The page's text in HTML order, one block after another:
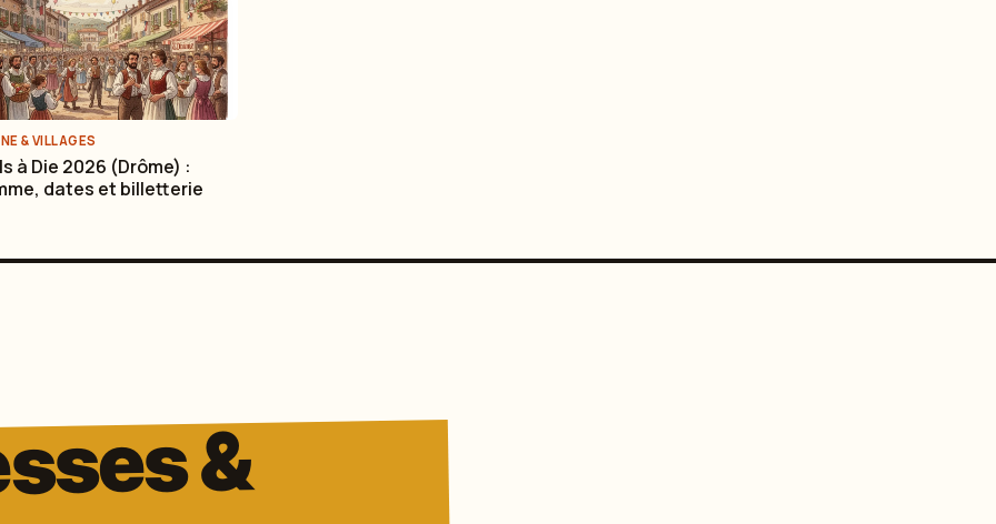
& VILLAGES
à Die 2026 (Drôme) :
dates et billetterie
&